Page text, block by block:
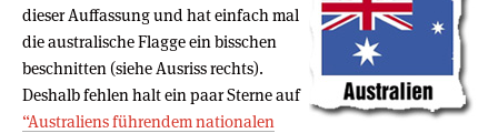
dieser Auffassung und hat einfach mal
die australische Flagge ein bisschen
beschnitten (siehe Ausriss rechts).
Deshalb fehlen halt ein paar Sterne auf
“Australiens führendem nationalen